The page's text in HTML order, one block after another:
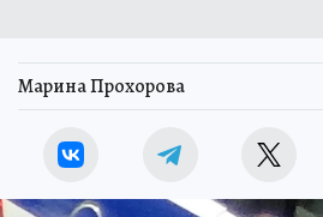
Марина Прохорова